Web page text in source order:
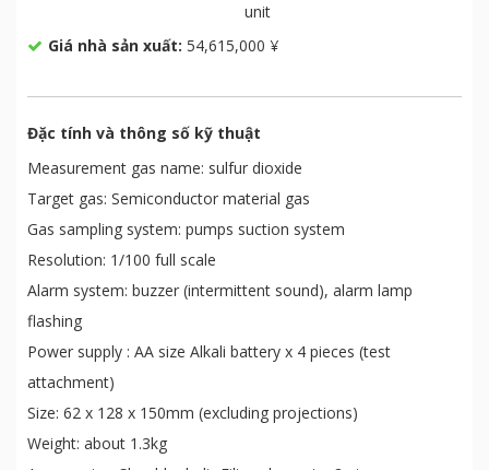
unit
Giá nhà sản xuất: 54,615,000 ¥
Đặc tính và thông số kỹ thuật
Measurement gas name: sulfur dioxide
Target gas: Semiconductor material gas
Gas sampling system: pumps suction system
Resolution: 1/100 full scale
Alarm system: buzzer (intermittent sound), alarm lamp
flashing
Power supply : AA size Alkali battery x 4 pieces (test
attachment)
Size: 62 x 128 x 150mm (excluding projections)
Weight: about 1.3kg